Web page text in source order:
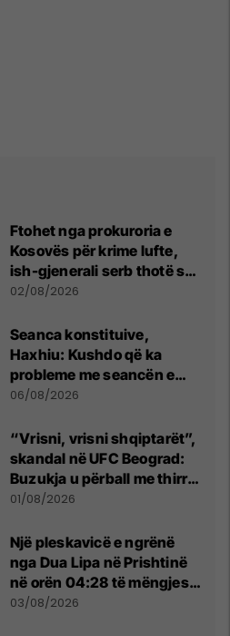
Ftohet nga prokuroria e
Kosovës për krime lufte,
ish-gjenerali serb thotë se
dikush e tradhtoi në
02/08/2026
Seanca konstituive,
Haxhiu: Kushdo që ka
probleme me seancën e
sotme e ftoj t’i drejtohet
06/08/2026
“Vrisni, vrisni shqiptarët”,
skandal në UFC Beograd:
Buzukja u përball me thirrje
anti-shqiptare nga
01/08/2026
Një pleskavicë e ngrënë
nga Dua Lipa në Prishtinë
në orën 04:28 të mëngjesit
- dhe bota digjitale serbe
03/08/2026